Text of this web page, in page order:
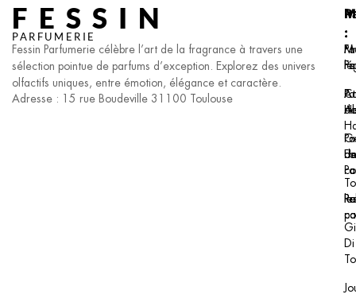
FESSIN
PARFUMERIE
Fessin Parfumerie célèbre l’art de la fragrance à travers une
sélection pointue de parfums d’exception. Explorez des univers
olfactifs uniques, entre émotion, élégance et caractère.
Adresse : 15 rue Boudeville 31100 Toulouse
::
Al
Di
: